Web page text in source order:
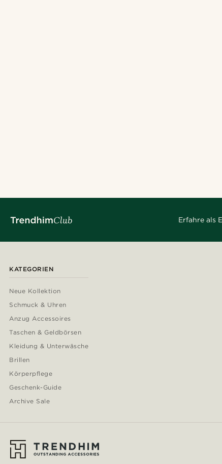
Erfahre als
KATEGORIEN
Neue Kollektion
Schmuck & Uhren
Anzug Accessoires
Taschen & Geldbörsen
Kleidung & Unterwäsche
Brillen
Körperpflege
Geschenk-Guide
Archive Sale